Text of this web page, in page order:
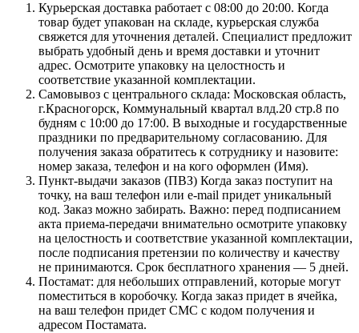
Курьерская доставка работает с 08:00 до 20:00. Когда
товар будет упакован на складе, курьерская служба
свяжется для уточнения деталей. Специалист предложит
выбрать удобный день и время доставки и уточнит
адрес. Осмотрите упаковку на целостность и
соответствие указанной комплектации.
Самовывоз с центрального склада: Московская область,
г.Красногорск, Коммунальный квартал влд.20 стр.8 по
будням с 10:00 до 17:00. В выходные и государственные
праздники по предварительному согласованию. Для
получения заказа обратитесь к сотруднику и назовите:
номер заказа, телефон и на кого оформлен (Имя).
Пункт-выдачи заказов (ПВЗ) Когда заказ поступит на
точку, на ваш телефон или e-mail придет уникальный
код. Заказ можно забирать. Важно: перед подписанием
акта приема-передачи внимательно осмотрите упаковку
на целостность и соответствие указанной комплектации,
после подписания претензии по количеству и качеству
не принимаются. Срок бесплатного хранения — 5 дней.
Постамат: для небольших отправлений, которые могут
поместиться в коробочку. Когда заказ придет в ячейка,
на ваш телефон придет СМС с кодом получения и
адресом Постамата.